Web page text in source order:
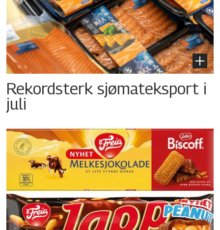
Rekordsterk sjømateksport i
juli